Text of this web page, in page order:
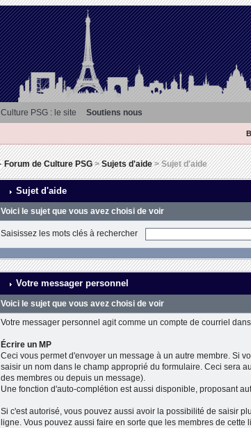
Culture PSG : le site Soutiens nous
Forum de Culture PSG>Sujets d'aide> Sujet d'aide
Sujet d'aide
Voici le sujet que vous avez choisi de voir
Saisissez les mots clés à rechercher
Votre messager personnel
Voici le sujet que vous avez choisi de voir
Votre messager personnel agit comme un compte de courriel
Écrire un MP
Ceci vous permet d'envoyer un message à un autre membre. Si
saisir un nom dans le champ approprié du formulaire. Ceci sera
des membres ou depuis un message).
Une fonction d'auto-complétion est aussi disponible, proposant
Si c'est autorisé, vous pouvez aussi avoir la possibilité de saisir
ligne. Vous pouvez aussi faire en sorte que les membres de